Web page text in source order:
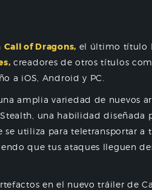
Call of Dragons, el último título
creadores de otros títulos
a iOS, Android y PC.
amplia variedad de nuevos
una habilidad diseñada
se utiliza para teletransportar a
que tus ataques lleguen
en el nuevo tráiler de